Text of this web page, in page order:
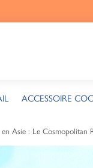
ACCESSOIRE
en Asie : Le Cosmopolitan